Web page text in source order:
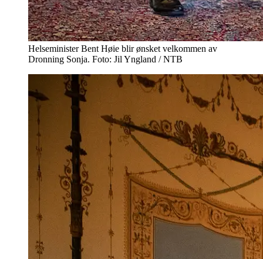
Helseminister Bent Høie blir ønsket velkommen av
Dronning Sonja. Foto: Jil Yngland / NTB